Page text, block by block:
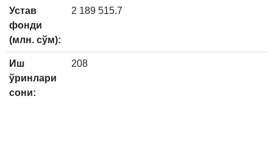
Устав
фонди
(млн. сўм):
2 189 515.7
Иш
ўринлари
сони:
208